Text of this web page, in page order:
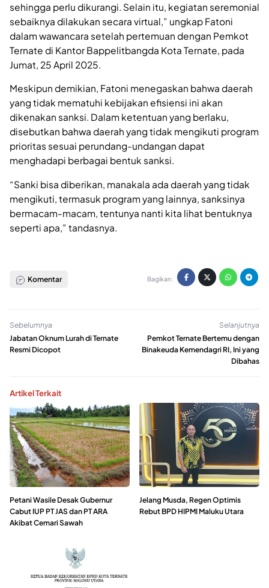
sehingga perlu dikurangi. Selain itu, kegiatan seremonial
sebaiknya dilakukan secara virtual,” ungkap Fatoni
dalam wawancara setelah pertemuan dengan Pemkot
Ternate di Kantor Bappelitbangda Kota Ternate, pada
Jumat, 25 April 2025.
Meskipun demikian, Fatoni menegaskan bahwa daerah
yang tidak mematuhi kebijakan efisiensi ini akan
dikenakan sanksi. Dalam ketentuan yang berlaku,
disebutkan bahwa daerah yang tidak mengikuti program
prioritas sesuai perundang-undangan dapat
menghadapi berbagai bentuk sanksi.
“Sanki bisa diberikan, manakala ada daerah yang tidak
mengikuti, termasuk program yang lainnya, sanksinya
bermacam-macam, tentunya nanti kita lihat bentuknya
seperti apa,” tandasnya.
Komentar Bagikan:
Sebelumnya
Jabatan Oknum Lurah di Ternate
Resmi Dicopot
Selanjutnya
Pemkot Ternate Bertemu dengan
Binakeuda Kemendagri RI, Ini yang
Dibahas
Artikel Terkait
Petani Wasile Desak Gubernur
Cabut IUP PT JAS dan PT ARA
Akibat Cemari Sawah
Jelang Musda, Regen Optimis
Rebut BPD HIPMI Maluku Utara